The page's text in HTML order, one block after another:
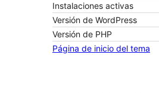
Instalaciones activas
Versión de WordPress
Versión de PHP
Página de inicio del tema